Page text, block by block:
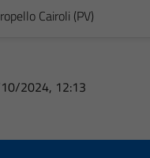
Cairoli (PV)
2024, 12:13